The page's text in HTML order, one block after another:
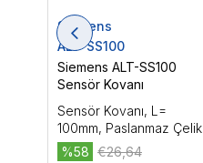
Siemens
ALT-SS100
Siemens ALT-SS100
Sensör Kovanı
Sensör Kovanı, L=
100mm, Paslanmaz Çelik
%58 €26,64